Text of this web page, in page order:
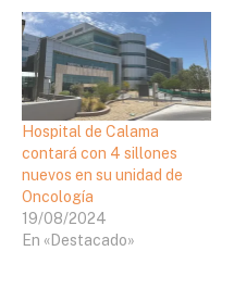
Hospital de Calama
contará con 4 sillones
nuevos en su unidad de
Oncología
19/08/2024
En «Destacado»